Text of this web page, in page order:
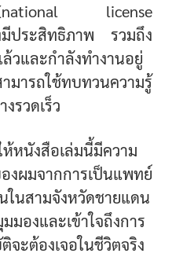
license
ประสิทธิภาพ รวมถึง
วและกำลังทำงานอยู่
มารถใช้ทบทวนความรู้
รวดเร็ว
หนังสือเล่มนี้มีความ
ผมจากการเป็นแพทย์
ในสามจังหวัดชายแดน
มองและเข้าใจถึงการ
ะต้องเจอในชีวิตจริง